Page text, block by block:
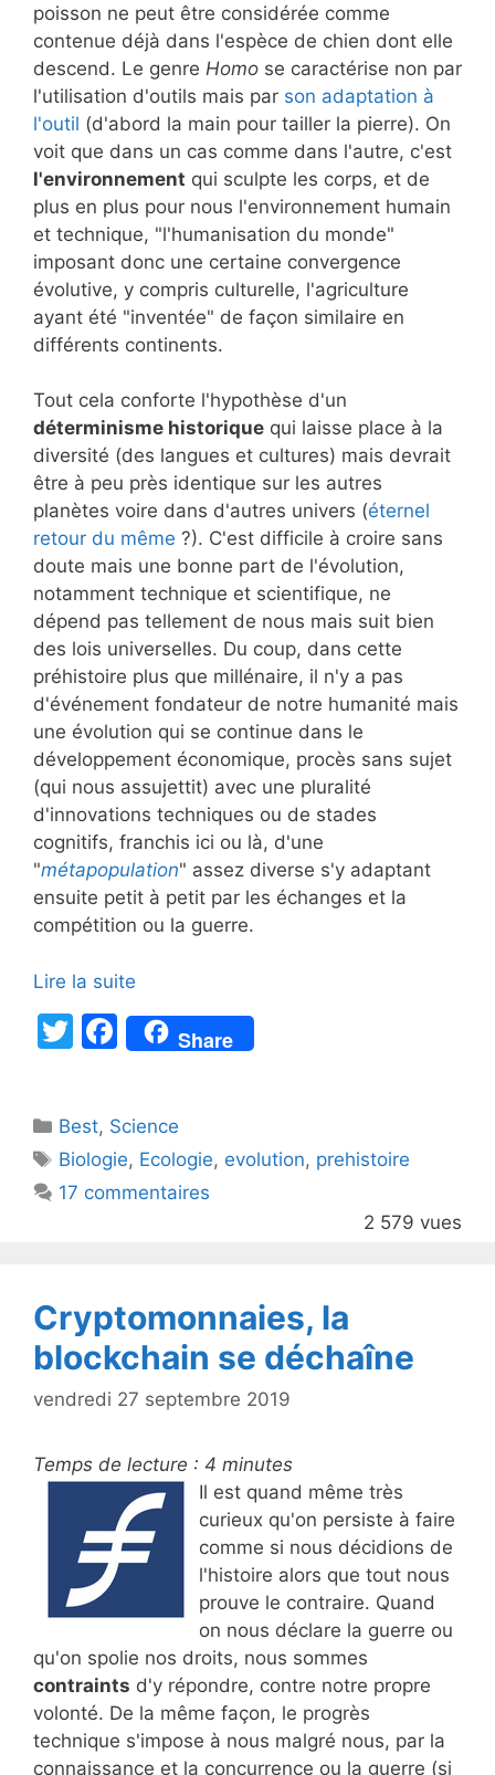
poisson ne peut être considérée comme
contenue déjà dans l'espèce de chien dont elle
descend. Le genre Homo se caractérise non par
l'utilisation d'outils mais par son adaptation à
l'outil (d'abord la main pour tailler la pierre). On
voit que dans un cas comme dans l'autre, c'est
l'environnement qui sculpte les corps, et de
plus en plus pour nous l'environnement humain
et technique, "l'humanisation du monde"
imposant donc une certaine convergence
évolutive, y compris culturelle, l'agriculture
ayant été "inventée" de façon similaire en
différents continents.
Tout cela conforte l'hypothèse d'un
déterminisme historique qui laisse place à la
diversité (des langues et cultures) mais devrait
être à peu près identique sur les autres
planètes voire dans d'autres univers (éternel
retour du même ?). C'est difficile à croire sans
doute mais une bonne part de l'évolution,
notamment technique et scientifique, ne
dépend pas tellement de nous mais suit bien
des lois universelles. Du coup, dans cette
préhistoire plus que millénaire, il n'y a pas
d'événement fondateur de notre humanité mais
une évolution qui se continue dans le
développement économique, procès sans sujet
(qui nous assujettit) avec une pluralité
d'innovations techniques ou de stades
cognitifs, franchis ici ou là, d'une
"métapopulation" assez diverse s'y adaptant
ensuite petit à petit par les échanges et la
compétition ou la guerre.
Lire la suite
T
er
F
a
e
b
o
Share
Catégories
Best, Science
Étiquettes
Biologie, Ecologie, evolution, prehistoire
17 commentaires
2 579 vues
Cryptomonnaies, la
blockchain se déchaîne
vendredi 27 septembre 2019
Temps de lecture : 4 minutes
Il est quand même très
curieux qu'on persiste à faire
comme si nous décidions de
l'histoire alors que tout nous
prouve le contraire. Quand
on nous déclare la guerre ou
qu'on spolie nos droits, nous sommes
contraints d'y répondre, contre notre propre
volonté. De la même façon, le progrès
technique s'impose à nous malgré nous, par la
connaissance et la concurrence ou la guerre (si